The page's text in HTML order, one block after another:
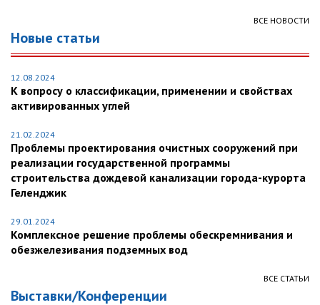
ВСЕ НОВОСТИ
Новые статьи
12.08.2024
К вопросу о классификации, применении и свойствах
активированных углей
21.02.2024
Проблемы проектирования очистных сооружений при
реализации государственной программы
строительства дождевой канализации города-курорта
Геленджик
29.01.2024
Комплексное решение проблемы обескремнивания и
обезжелезивания подземных вод
ВСЕ СТАТЬИ
Выставки/Конференции